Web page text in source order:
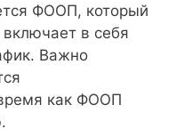
ФООП, который
в себя
Важно
как ФООП